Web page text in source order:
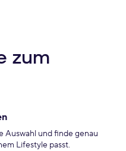
zum
Auswahl und finde genau
Lifestyle passt.